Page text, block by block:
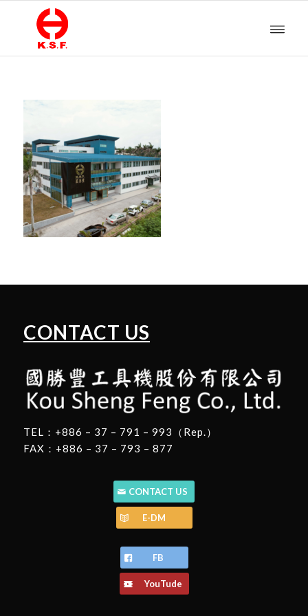
CONTACT US
TEL：+886 – 37 – 791 – 993（Rep.）
FAX：+886 – 37 – 793 – 877
CONTACT US
E-DM
FB
YouTude